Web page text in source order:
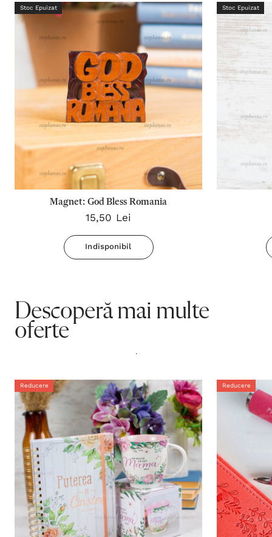
Stoc Epuizat
Magnet: God Bless Romania
15,50 Lei
Indisponibil
Stoc Epuizat
Descoperă mai multe
oferte
.
Reducere Reducere